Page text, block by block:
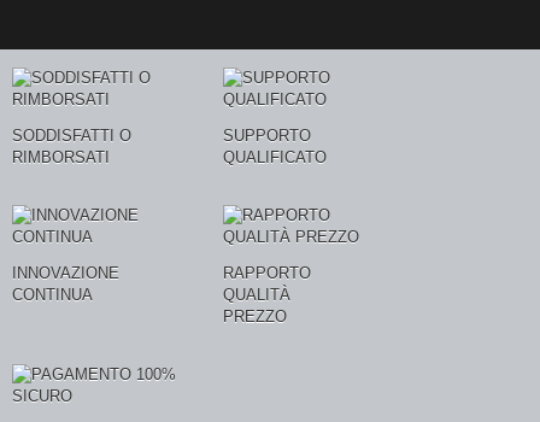
SODDISFATTI O
RIMBORSATI
SUPPORTO
QUALIFICATO
INNOVAZIONE
CONTINUA
RAPPORTO
QUALITÀ
PREZZO